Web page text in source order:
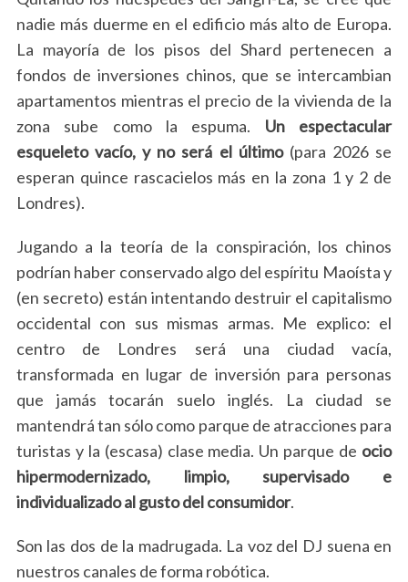
nadie más duerme en el edificio más alto de Europa.
La mayoría de los pisos del Shard pertenecen a
fondos de inversiones chinos, que se intercambian
apartamentos mientras el precio de la vivienda de la
zona sube como la espuma. Un espectacular
esqueleto vacío, y no será el último(para 2026 se
esperan quince rascacielos más en la zona 1 y 2 de
Londres).
Jugando a la teoría de la conspiración, los chinos
podrían haber conservado algo del espíritu Maoísta y
(en secreto) están intentando destruir el capitalismo
occidental con sus mismas armas. Me explico: el
centro de Londres será una ciudad vacía,
transformada en lugar de inversión para personas
que jamás tocarán suelo inglés. La ciudad se
mantendrá tan sólo como parque de atracciones para
turistas y la (escasa) clase media. Un parque de ocio
hipermodernizado, limpio, supervisado e
individualizado al gusto del consumidor.
Son las dos de la madrugada. La voz del DJ suena en
nuestros canales de forma robótica.
c
o
r